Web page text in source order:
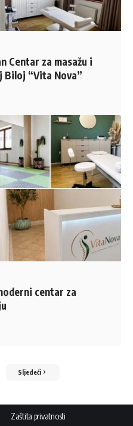
Centar za masažu i
“Vita Nova”
centar za
Sljedeći
Zaštita privatnosti